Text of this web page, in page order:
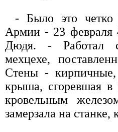
- Было это четко
Армии - 23 февраля
Дюдя. - Работал
мехцехе,
Стены -
крыша, сгоревшая
кровельным
замерзала на станке,